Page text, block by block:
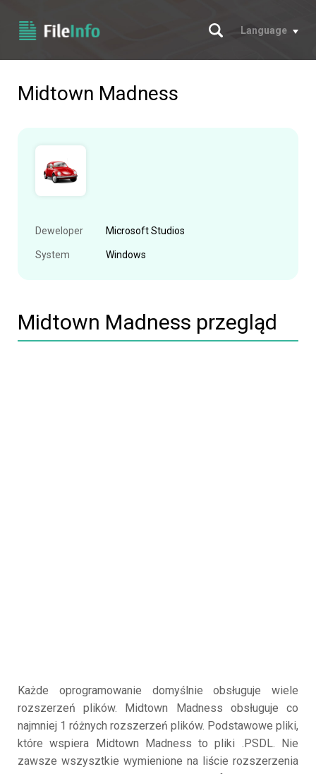
Szukaj
Language
Midtown Madness
Deweloper Microsoft Studios
System Windows
Midtown Madness przegląd
Każde oprogramowanie domyślnie obsługuje wiele
rozszerzeń plików. Midtown Madness obsługuje co
najmniej 1 różnych rozszerzeń plików. Podstawowe pliki,
które wspiera Midtown Madness to pliki .PSDL. Nie
zawsze wszysztkie wymienione na liście rozszerzenia